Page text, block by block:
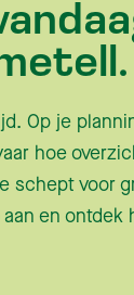
Op je
hoe
schept voor
aan en ontdek